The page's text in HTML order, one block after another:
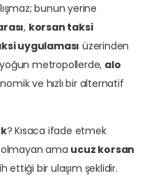
bunun yerine
, korsan taksi
uygulaması üzerinden
yoğun metropollerde, alo
ve hızlı bir alternatif
? Kısaca ifade etmek
olmayan ama ucuz korsan
ettiği bir ulaşım şeklidir.